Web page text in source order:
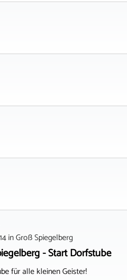
inGroß Spiegelberg
- Start Dorfstube
für alle kleinen Geister!